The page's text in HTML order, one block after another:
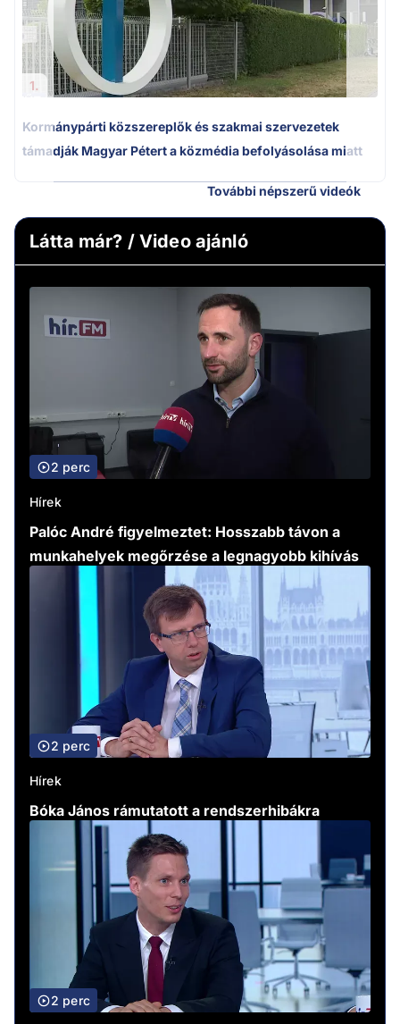
1.
Kormánypárti közszereplők és szakmai szervezetek
támadják Magyar Pétert a közmédia befolyásolása miatt
További népszerű videók
Látta már? / Video ajánló
2 perc
Hírek
Palóc André figyelmeztet: Hosszabb távon a
munkahelyek megőrzése a legnagyobb kihívás
2 perc
Hírek
Bóka János rámutatott a rendszerhibákra
2 perc